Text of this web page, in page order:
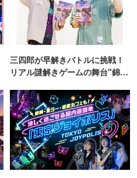
三四郎が早解きバトルに挑戦！
リアル謎解きゲームの舞台"錦糸